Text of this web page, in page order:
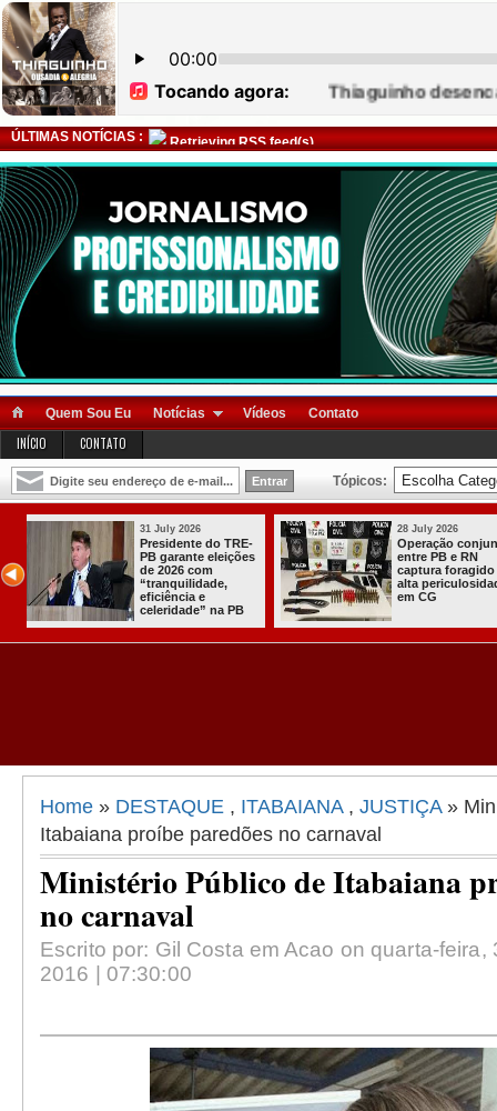
ÚLTIMAS NOTÍCIAS : Retrieving RSS feed(s)
Quem Sou Eu Notícias Vídeos Contato
INÍCIO CONTATO
Tópicos:
de
28 July 2026
Problemas de saúde
tiram Frei Anastácio
da disputa para
deputado federal
em 2026
28 July
Caso
Home » DESTAQUE , ITABAIANA, JUSTIÇA»
Itabaiana proíbe paredões no carnaval
Ministério Público de Itabaiana
no carnaval
Escrito por: Gil Costa em Acao on quarta-feira,
2016 | 07:30:00